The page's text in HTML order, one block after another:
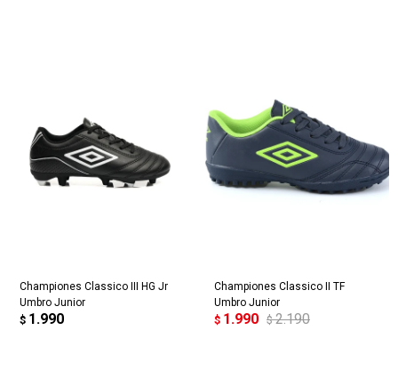
Championes Classico III HG Jr
Umbro Junior
$ 1.990
Championes Classico II TF
Umbro Junior
$ 1.990 $ 2.190